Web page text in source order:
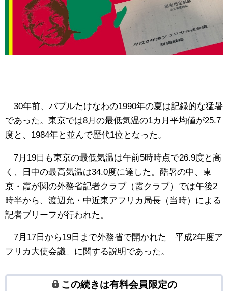
30年前、バブルたけなわの1990年の夏は記録的な猛暑
であった。東京では8月の最低気温の1カ月平均値が25.7
度と、1984年と並んで歴代1位となった。
7月19日も東京の最低気温は午前5時時点で26.9度と高
く、日中の最高気温は34.0度に達した。酷暑の中、東
京・霞が関の外務省記者クラブ（霞クラブ）では午後2
時半から、渡辺允・中近東アフリカ局長（当時）による
記者ブリーフが行われた。
7月17日から19日まで外務省で開かれた「平成2年度ア
フリカ大使会議」に関する説明であった。
この続きは有料会員限定の